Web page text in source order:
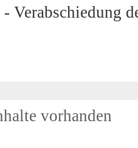
Verabschiedung
vorhanden